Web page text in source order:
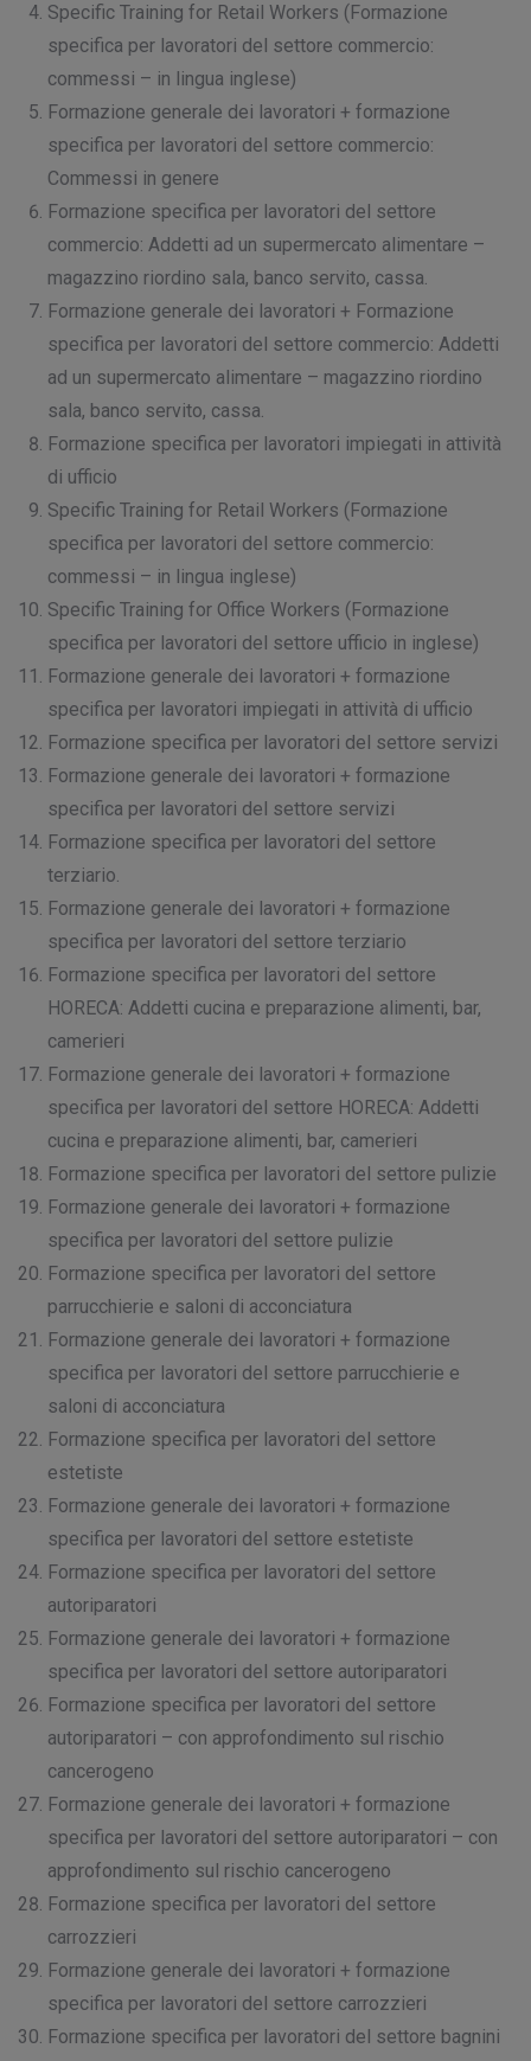
Specific Training for Retail Workers (Formazione
specifica per lavoratori del settore commercio:
commessi – in lingua inglese)
Formazione generale dei lavoratori + formazione
specifica per lavoratori del settore commercio:
Commessi in genere
Formazione specifica per lavoratori del settore
commercio: Addetti ad un supermercato alimentare –
magazzino riordino sala, banco servito, cassa.
Formazione generale dei lavoratori + Formazione
specifica per lavoratori del settore commercio: Addetti
ad un supermercato alimentare – magazzino riordino
sala, banco servito, cassa.
Formazione specifica per lavoratori impiegati in attività
di ufficio
Specific Training for Retail Workers (Formazione
specifica per lavoratori del settore commercio:
commessi – in lingua inglese)
Specific Training for Office Workers (Formazione
specifica per lavoratori del settore ufficio in inglese)
Formazione generale dei lavoratori + formazione
specifica per lavoratori impiegati in attività di ufficio
Formazione specifica per lavoratori del settore servizi
Formazione generale dei lavoratori + formazione
specifica per lavoratori del settore servizi
Formazione specifica per lavoratori del settore
terziario.
Formazione generale dei lavoratori + formazione
specifica per lavoratori del settore terziario
Formazione specifica per lavoratori del settore
HORECA: Addetti cucina e preparazione alimenti, bar,
camerieri
Formazione generale dei lavoratori + formazione
specifica per lavoratori del settore HORECA: Addetti
cucina e preparazione alimenti, bar, camerieri
Formazione specifica per lavoratori del settore pulizie
Formazione generale dei lavoratori + formazione
specifica per lavoratori del settore pulizie
Formazione specifica per lavoratori del settore
parrucchierie e saloni di acconciatura
Formazione generale dei lavoratori + formazione
specifica per lavoratori del settore parrucchierie e
saloni di acconciatura
Formazione specifica per lavoratori del settore
estetiste
Formazione generale dei lavoratori + formazione
specifica per lavoratori del settore estetiste
Formazione specifica per lavoratori del settore
autoriparatori
Formazione generale dei lavoratori + formazione
specifica per lavoratori del settore autoriparatori
Formazione specifica per lavoratori del settore
autoriparatori – con approfondimento sul rischio
cancerogeno
Formazione generale dei lavoratori + formazione
specifica per lavoratori del settore autoriparatori – con
approfondimento sul rischio cancerogeno
Formazione specifica per lavoratori del settore
carrozzieri
Formazione generale dei lavoratori + formazione
specifica per lavoratori del settore carrozzieri
Formazione specifica per lavoratori del settore bagnini